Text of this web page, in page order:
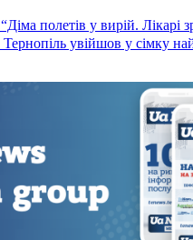
“Діма полетів у вирій. Лікарі
Тернопіль увійшов у сімку